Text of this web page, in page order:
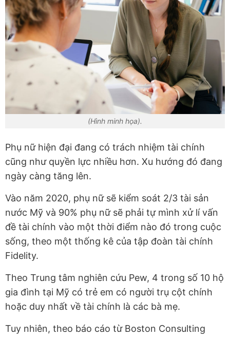
(Hình minh họa).
Phụ nữ hiện đại đang có trách nhiệm tài chính
cũng như quyền lực nhiều hơn. Xu hướng đó đang
ngày càng tăng lên.
Vào năm 2020, phụ nữ sẽ kiểm soát 2/3 tài sản
nước Mỹ và 90% phụ nữ sẽ phải tự mình xử lí vấn
đề tài chính vào một thời điểm nào đó trong cuộc
sống, theo một thống kê của tập đoàn tài chính
Fidelity.
Theo Trung tâm nghiên cứu Pew, 4 trong số 10 hộ
gia đình tại Mỹ có trẻ em có người trụ cột chính
hoặc duy nhất về tài chính là các bà mẹ.
Tuy nhiên, theo báo cáo từ Boston Consulting